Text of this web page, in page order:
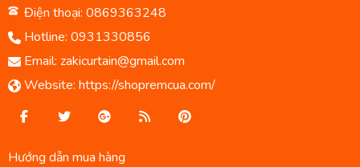
Điện thoại: 0869363248
Hotline: 0931330856
Email: zakicurtain@gmail.com
Website: https://shopremcua.com/
Hướng dẫn mua hàng